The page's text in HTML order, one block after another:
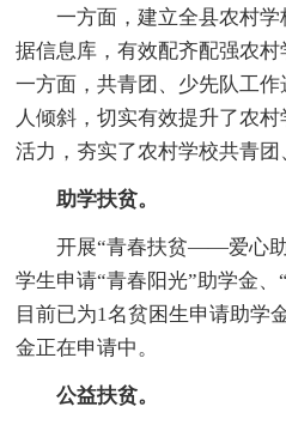
一方面，建立全县农村
据信息库，有效配齐配强农
一方面，共青团、少先队工
人倾斜，切实有效提升了农
活力，夯实了农村学校共青团
助学扶贫。
开展“青春扶贫——爱心
学生申请“青春阳光”助学金、
目前已为1名贫困生申请助学
金正在申请中。
公益扶贫。